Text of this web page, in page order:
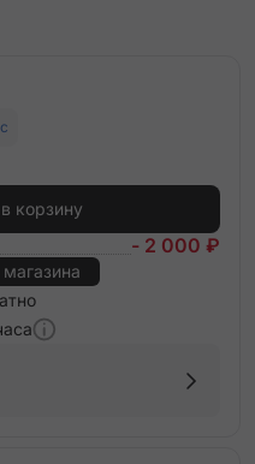
корзину
- 2 000 ₽
магазина